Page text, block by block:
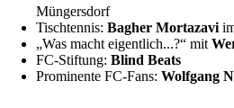
Müngersdorf
Tischtennis: Bagher Mortazavi
„Was macht eigentlich...?“ mit
FC-Stiftung: Blind Beats
Prominente FC-Fans: Wolfgang